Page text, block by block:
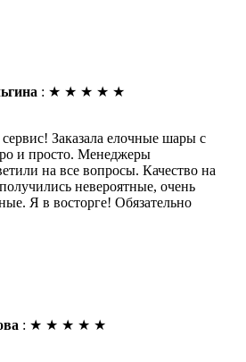
: ★ ★ ★ ★ ★
Заказала елочные шары с
и просто. Менеджеры
на все вопросы. Качество на
невероятные, очень
Я в восторге! Обязательно
: ★ ★ ★ ★ ★